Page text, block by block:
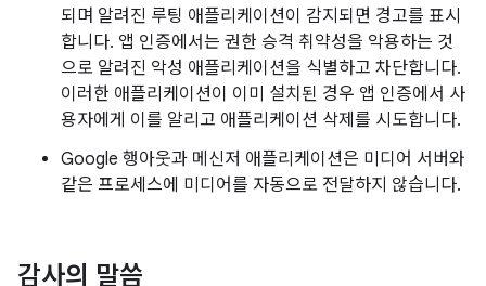
되며 알려진 루팅 애플리케이션이 감지되면 경고를 표시
합니다. 앱 인증에서는 권한 승격 취약성을 악용하는 것
으로 알려진 악성 애플리케이션을 식별하고 차단합니다.
이러한 애플리케이션이 이미 설치된 경우 앱 인증에서 사
용자에게 이를 알리고 애플리케이션 삭제를 시도합니다.
Google 행아웃과 메신저 애플리케이션은 미디어 서버와
같은 프로세스에 미디어를 자동으로 전달하지 않습니다.
감사의 말씀